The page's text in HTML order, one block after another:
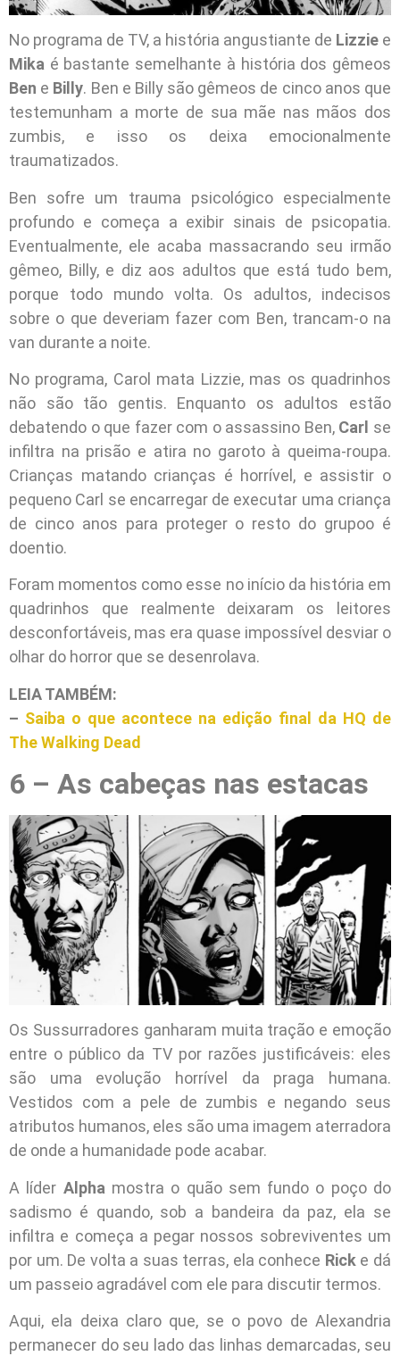
No programa de TV, a história angustiante de Lizzie e
Mika é bastante semelhante à história dos gêmeos
Ben e Billy. Ben e Billy são gêmeos de cinco anos que
testemunham a morte de sua mãe nas mãos dos
zumbis, e isso os deixa emocionalmente
traumatizados.
Ben sofre um trauma psicológico especialmente
profundo e começa a exibir sinais de psicopatia.
Eventualmente, ele acaba massacrando seu irmão
gêmeo, Billy, e diz aos adultos que está tudo bem,
porque todo mundo volta. Os adultos, indecisos
sobre o que deveriam fazer com Ben, trancam-o na
van durante a noite.
No programa, Carol mata Lizzie, mas os quadrinhos
não são tão gentis. Enquanto os adultos estão
debatendo o que fazer com o assassino Ben, Carl se
infiltra na prisão e atira no garoto à queima-roupa.
Crianças matando crianças é horrível, e assistir o
pequeno Carl se encarregar de executar uma criança
de cinco anos para proteger o resto do grupoo é
doentio.
Foram momentos como esse no início da história em
quadrinhos que realmente deixaram os leitores
desconfortáveis, mas era quase impossível desviar o
olhar do horror que se desenrolava.
LEIA TAMBÉM:
– Saiba o que acontece na edição final da HQ de
The Walking Dead
6 – As cabeças nas estacas
Os Sussurradores ganharam muita tração e emoção
entre o público da TV por razões justificáveis: eles
são uma evolução horrível da praga humana.
Vestidos com a pele de zumbis e negando seus
atributos humanos, eles são uma imagem aterradora
de onde a humanidade pode acabar.
A líder Alpha mostra o quão sem fundo o poço do
sadismo é quando, sob a bandeira da paz, ela se
infiltra e começa a pegar nossos sobreviventes um
por um. De volta a suas terras, ela conhece Rick e dá
um passeio agradável com ele para discutir termos.
Aqui, ela deixa claro que, se o povo de Alexandria
permanecer do seu lado das linhas demarcadas, seu